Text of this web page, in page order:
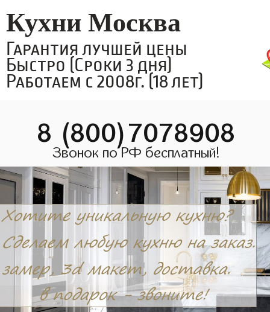
Кухни Москва
Гарантия лучшей цены
Быстро (Сроки 3 дня)
Работаем с 2008г. (18 лет)
8 (800)7078908
Звонок по РФ бесплатный!